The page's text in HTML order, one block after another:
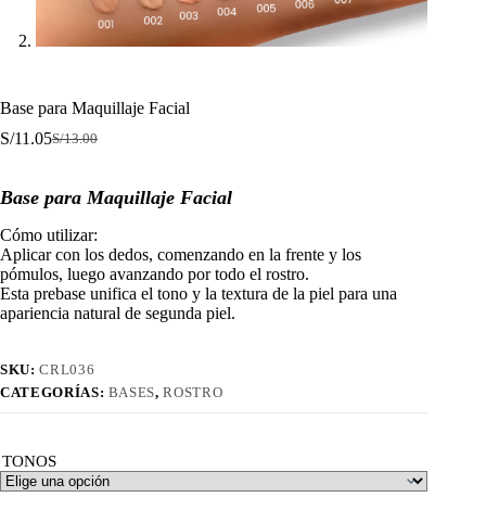
Base para Maquillaje Facial
S/13.00
El
era:
S/13.00.
S/11.05El
es:
S/11.05.
Base para Maquillaje Facial
Cómo utilizar:
Aplicar con los dedos, comenzando en la frente y los
pómulos, luego avanzando por todo el rostro.
Esta prebase unifica el tono y la textura de la piel para una
apariencia natural de segunda piel.
SKU:CRL036
CATEGORÍAS: BASES,ROSTRO
TONOS